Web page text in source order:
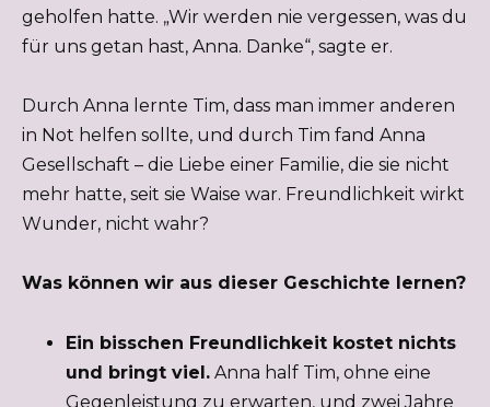
geholfen hatte. „Wir werden nie vergessen, was du
für uns getan hast, Anna. Danke“, sagte er.
Durch Anna lernte Tim, dass man immer anderen
in Not helfen sollte, und durch Tim fand Anna
Gesellschaft – die Liebe einer Familie, die sie nicht
mehr hatte, seit sie Waise war. Freundlichkeit wirkt
Wunder, nicht wahr?
Was können wir aus dieser Geschichte lernen?
Ein bisschen Freundlichkeit kostet nichts
und bringt viel. Anna half Tim, ohne eine
Gegenleistung zu erwarten, und zwei Jahre